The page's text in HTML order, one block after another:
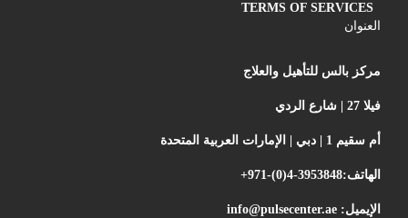
TERMS OF SERVICES
العنوان
مركز بالس للتأهيل والعلاج
فيلا 27 | شارع الردي
أم سقيم 1 | دبي | الإمارات العربية المتحدة
الهاتف:+971-(0)4-3953848
الإيميل: info@pulsecenter.ae